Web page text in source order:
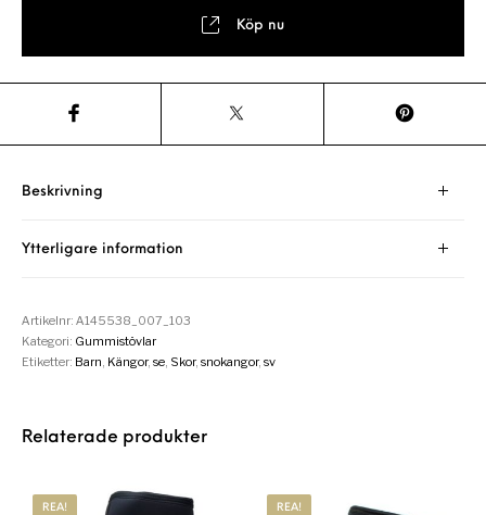
Köp nu
Beskrivning
Ytterligare information
Artikelnr:A145538_007_103
Kategori: Gummistövlar
Etiketter: Barn Kängor,se Skor,snokangor,sv
Relaterade produkter
REA! REA!